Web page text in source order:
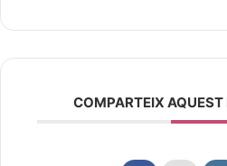
COMPARTEIX